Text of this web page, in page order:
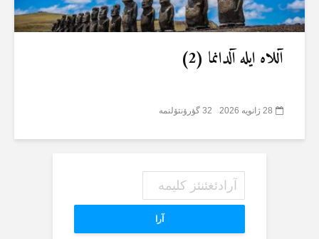
آللاە ایلە آلدانما (2)
28 ژانویه 2026 32 گؤرۆنتۆلنمە
آرا